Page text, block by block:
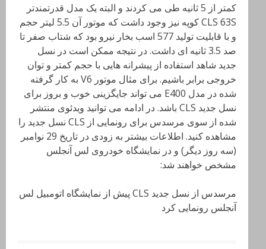
کمتر از 5 ثانیه طی می کردند و البته یک مدل قدرتمندتر
CLS 63S کوپه نیز وجود داشت که موتور آن 5.5 لیتر حجم
و با قابلیت تولید 577 اسب بخار نیرو بود که شتاب صفر تا
صد 3.5 ثانیه ای داشت. در نتیجه ممکن است در نسل
جدید شاهد استفاده از پیشرانه هایی با حجم کمتر و توان
خروجی برابر باشیم. برای مثال موتور V6 به کار گرفته
شده در مدل E400 می تواند جایگزینی خوب و بروز برای
نسل جدید CLS باشد. در ادامه می توانید ویدئوی منتشر
شده از سوی مرسدس برای رونمایی از CLS نسل جدید را
مشاهده کنید. اطلاعات بیشتر به زودی در تاریخ 29 نوامبر
(سه روز دیگر) و در نمایشگاه خودروی لس آنجلس
مشخص خواهند شد:
مرسدس از نسل جدید CLS پیش از نمایشگاه اتومبیل لس
آنجلس رونمایی کرد